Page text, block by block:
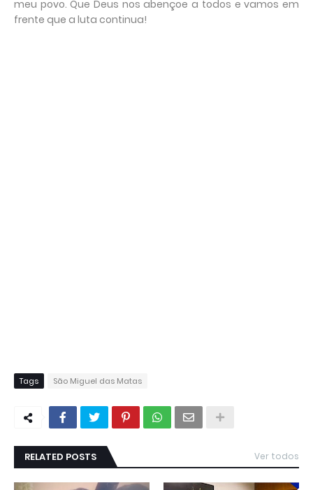
meu povo. Que Deus nos abençoe a todos e vamos em
frente que a luta continua!
Tags São Miguel das Matas
RELATED POSTS Ver todos